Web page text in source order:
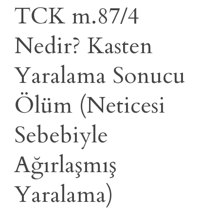
TCK m.87/4
Nedir? Kasten
Yaralama Sonucu
Ölüm (Neticesi
Sebebiyle
Ağırlaşmış
Yaralama)